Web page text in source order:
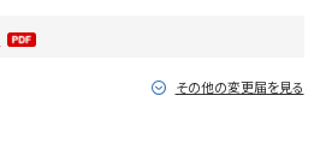
その他の変更届を見る